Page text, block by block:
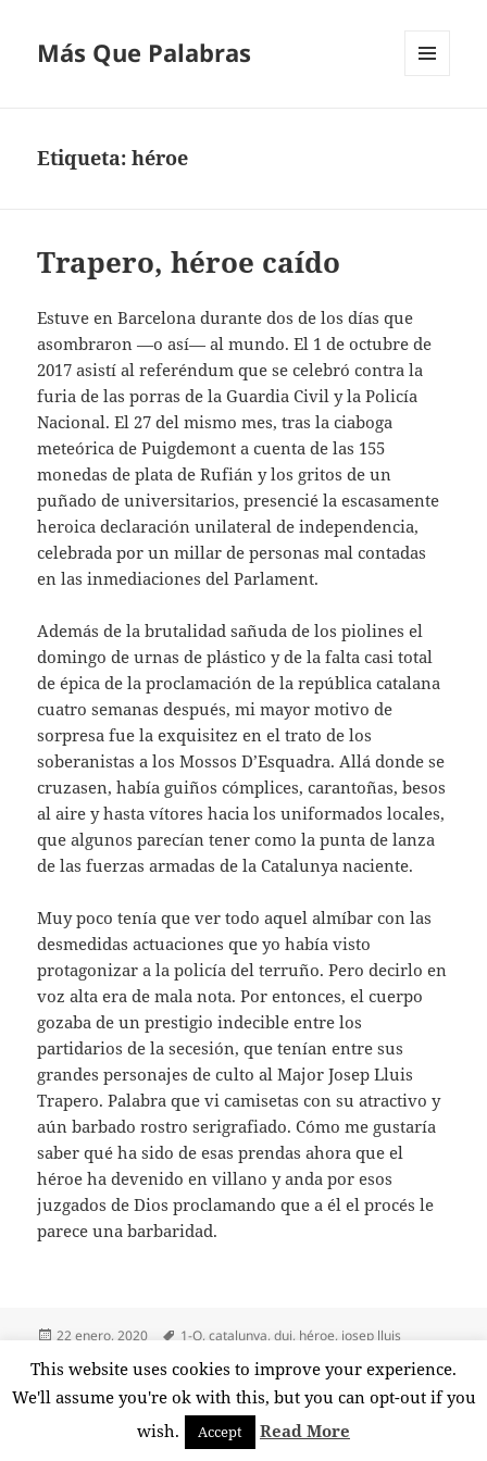
Más Que Palabras
Etiqueta:héroe
Trapero, héroe caído
Estuve en Barcelona durante dos de los días que
asombraron —o así— al mundo. El 1 de octubre de
2017 asistí al referéndum que se celebró contra la
furia de las porras de la Guardia Civil y la Policía
Nacional. El 27 del mismo mes, tras la ciaboga
meteórica de Puigdemont a cuenta de las 155
monedas de plata de Rufián y los gritos de un
puñado de universitarios, presencié la escasamente
heroica declaración unilateral de independencia,
celebrada por un millar de personas mal contadas
en las inmediaciones del Parlament.
Además de la brutalidad sañuda de los piolines el
domingo de urnas de plástico y de la falta casi total
de épica de la proclamación de la república catalana
cuatro semanas después, mi mayor motivo de
sorpresa fue la exquisitez en el trato de los
soberanistas a los Mossos D’Esquadra. Allá donde se
cruzasen, había guiños cómplices, carantoñas, besos
al aire y hasta vítores hacia los uniformados locales,
que algunos parecían tener como la punta de lanza
de las fuerzas armadas de la Catalunya naciente.
Muy poco tenía que ver todo aquel almíbar con las
desmedidas actuaciones que yo había visto
protagonizar a la policía del terruño. Pero decirlo en
voz alta era de mala nota. Por entonces, el cuerpo
gozaba de un prestigio indecible entre los
partidarios de la secesión, que tenían entre sus
grandes personajes de culto al Major Josep Lluis
Trapero. Palabra que vi camisetas con su atractivo y
aún barbado rostro serigrafiado. Cómo me gustaría
saber qué ha sido de esas prendas ahora que el
héroe ha devenido en villano y anda por esos
juzgados de Dios proclamando que a él el procés le
parece una barbaridad.
Publicado
22 enero, 2020 Etiquetas
1-O,catalunya,dui, héroe, josep lluis
5 comentariosen Trapero, héroe caído
Funciona gracias a WordPress
This website uses cookies to improve your experience.
We'll assume you're ok with this, but you can opt-out if you
wish.
Accept Read More